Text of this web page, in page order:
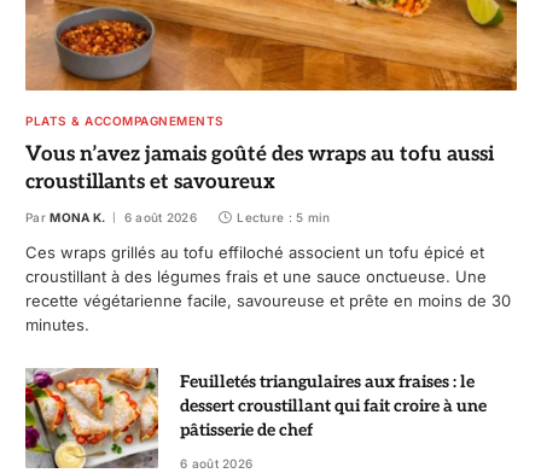
PLATS & ACCOMPAGNEMENTS
Vous n’avez jamais goûté des wraps au tofu aussi
croustillants et savoureux
Par MONA K. 6 août 2026 Lecture : 5 min
Ces wraps grillés au tofu effiloché associent un tofu épicé et
croustillant à des légumes frais et une sauce onctueuse. Une
recette végétarienne facile, savoureuse et prête en moins de 30
minutes.
Feuilletés triangulaires aux fraises : le
dessert croustillant qui fait croire à une
pâtisserie de chef
6 août 2026